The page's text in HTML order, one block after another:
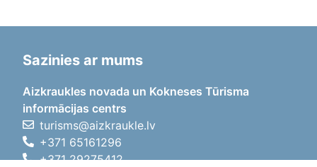
Sazinies ar mums
Aizkraukles novada un Kokneses Tūrisma
informācijas centrs
turisms@aizkraukle.lv
+371 65161296
+371 29275412